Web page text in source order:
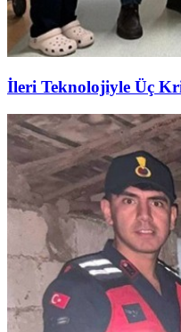
İleri Teknolojiyle Üç